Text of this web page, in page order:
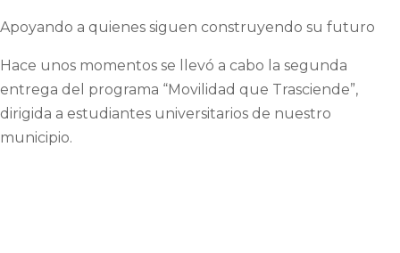
Apoyando a quienes siguen construyendo su futuro
Hace unos momentos se llevó a cabo la segunda
entrega del programa “Movilidad que Trasciende”,
dirigida a estudiantes universitarios de nuestro
municipio.